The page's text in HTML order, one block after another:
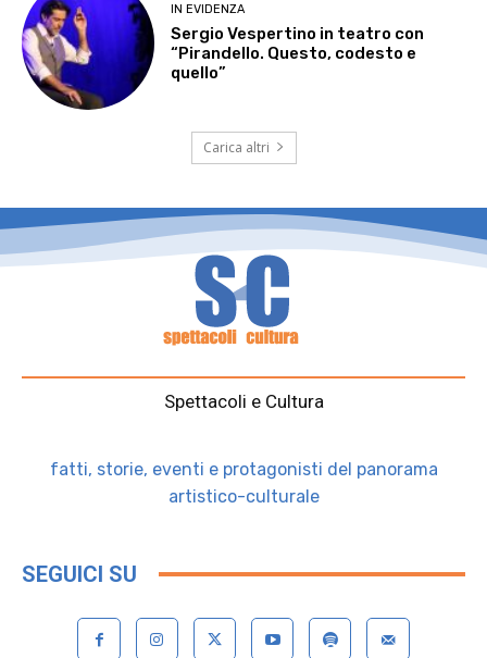
IN EVIDENZA
Sergio Vespertino in teatro con
“Pirandello. Questo, codesto e
quello”
Carica altri
Spettacoli e Cultura
fatti, storie, eventi e protagonisti del panorama
artistico-culturale
SEGUICI SU